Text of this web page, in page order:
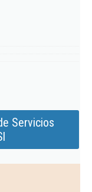
Servicios